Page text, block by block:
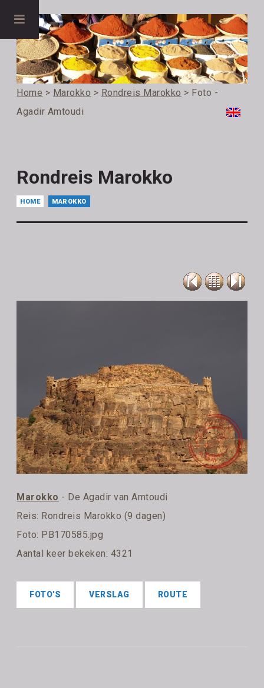
Home > Marokko > Rondreis Marokko > Foto -
Agadir Amtoudi
Rondreis Marokko
HOME MAROKKO
Marokko - De Agadir van Amtoudi
Reis: Rondreis Marokko (9 dagen)
Foto: PB170585.jpg
Aantal keer bekeken: 4321
FOTO'S VERSLAG ROUTE